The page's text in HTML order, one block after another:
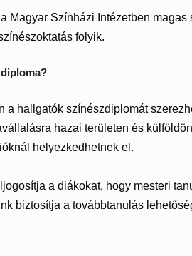
Magyar Színházi Intézetben
folyik.
a hallgatók színészdiplomát
hazai területen és
helyezkedhetnek el.
a diákokat, hogy mesteri
biztosítja a továbbtanulás